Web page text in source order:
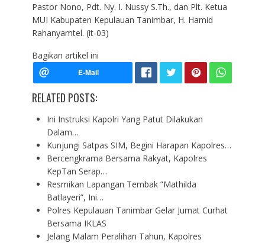
Pastor Nono, Pdt. Ny. I. Nussy S.Th., dan Plt. Ketua
MUI Kabupaten Kepulauan Tanimbar, H. Hamid
Rahanyamtel. (it-03)
Bagikan artikel ini
RELATED POSTS:
Ini Instruksi Kapolri Yang Patut Dilakukan
Dalam…
Kunjungi Satpas SIM, Begini Harapan Kapolres…
Bercengkrama Bersama Rakyat, Kapolres
KepTan Serap…
Resmikan Lapangan Tembak ”Mathilda
Batlayeri”, Ini…
Polres Kepulauan Tanimbar Gelar Jumat Curhat
Bersama IKLAS
Jelang Malam Peralihan Tahun, Kapolres